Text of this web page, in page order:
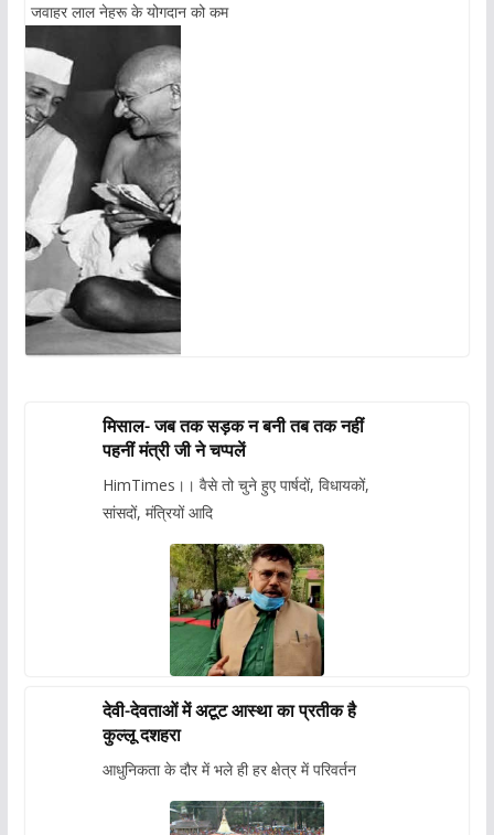
जवाहर लाल नेहरू के योगदान को कम
मिसाल- जब तक सड़क न बनी तब तक नहीं
पहनीं मंत्री जी ने चप्पलें
HimTimes।। वैसे तो चुने हुए पार्षदों, विधायकों,
सांसदों, मंत्रियों आदि
देवी-देवताओं में अटूट आस्था का प्रतीक है
कुल्लू दशहरा
आधुनिकता के दौर में भले ही हर क्षेत्र में परिवर्तन